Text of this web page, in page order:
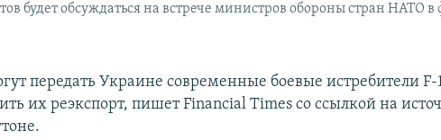
будет обсуждаться на встрече министров обороны стран НАТО
передать Украине современные боевые истребители F-
их реэкспорт, пишет Financial Times со ссылкой на